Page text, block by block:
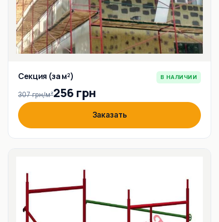
Секция (за м²) В НАЛИЧИИ
307 грн/м²256 грн
Заказать